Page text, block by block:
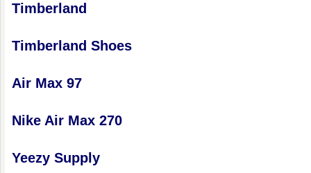
Timberland
Timberland Shoes
Air Max 97
Nike Air Max 270
Yeezy Supply